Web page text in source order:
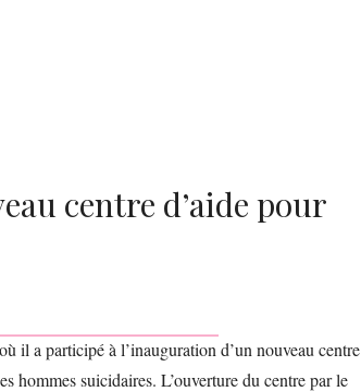
centre d’aide pour
il a participé à l’inauguration d’un nouveau centre
hommes suicidaires. L’ouverture du centre par le